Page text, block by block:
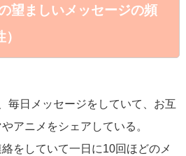
望ましいメッセージの頻
毎日メッセージをしていて、お互
アニメをシェアしている。
をしていて一日に10回ほどのメ